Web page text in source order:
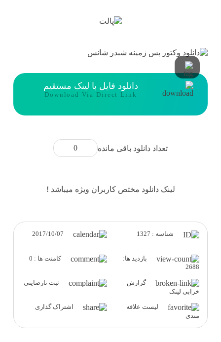
دانلود فایل با لینک مستقیم
Download Via Direct Link
تعداد دانلود باقی مانده 0
لینک دانلود مختص کاربران ویژه میباشد !
شناسه : 1327
بازدید ها:
2688
کامنت ها : 0
گزارش
خرابی لینک
ثبت نارضایتی
لیست علاقه
مندی
اشتراک گذاری